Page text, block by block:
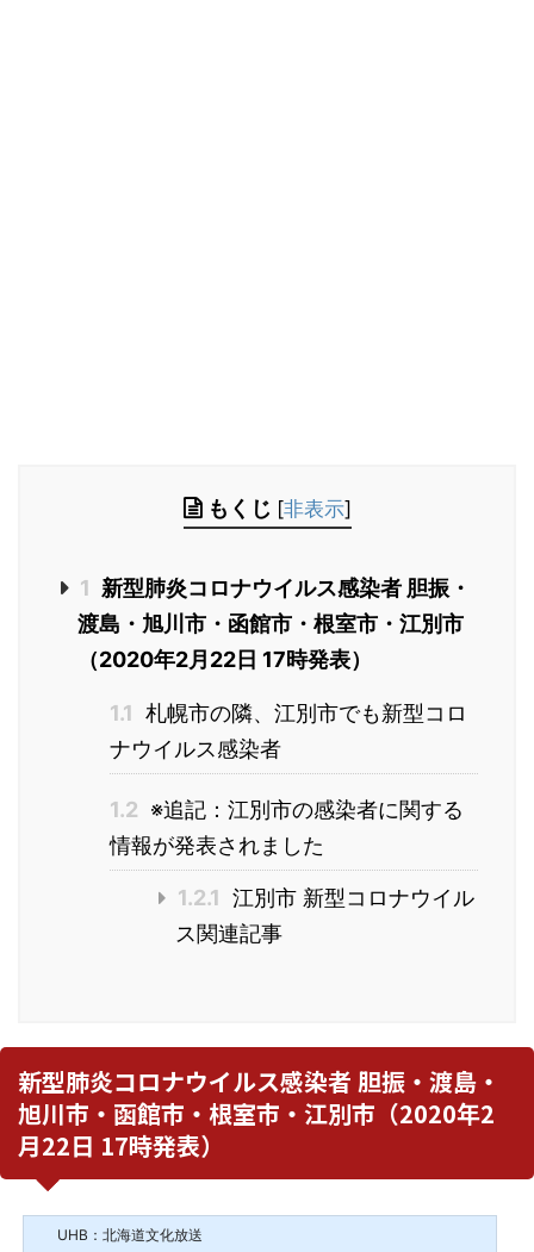
もくじ [非表示]
1 新型肺炎コロナウイルス感染者 胆振・
渡島・旭川市・函館市・根室市・江別市
（2020年2月22日 17時発表）
1.1 札幌市の隣、江別市でも新型コロ
ナウイルス感染者
1.2 ※追記：江別市の感染者に関する
情報が発表されました
1.2.1 江別市 新型コロナウイル
ス関連記事
新型肺炎コロナウイルス感染者 胆振・渡島・
旭川市・函館市・根室市・江別市（2020年2
月22日 17時発表）
UHB：北海道文化放送